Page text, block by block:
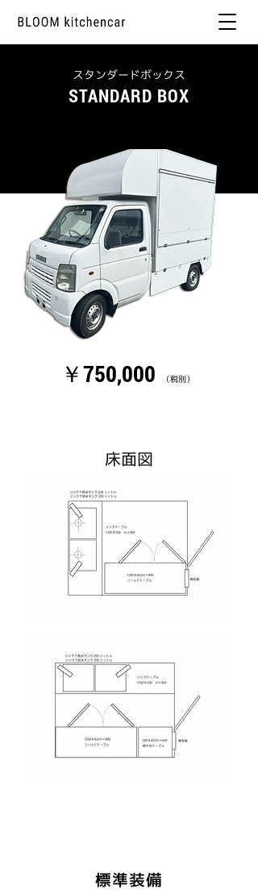
スタンダードボックス
STANDARD BOX
￥750,000 （税別）
​床面図
標準装備